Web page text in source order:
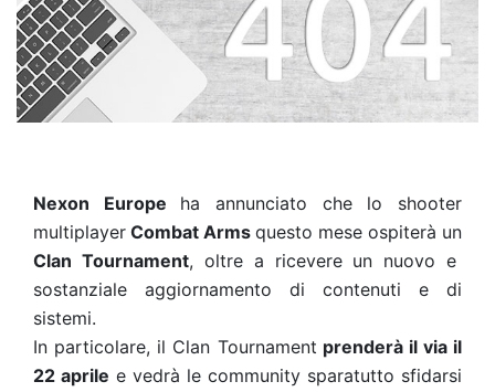
Nexon Europe ha annunciato che lo shooter
multiplayer Combat Arms questo mese ospiterà un
Clan Tournament, oltre a ricevere un nuovo e
sostanziale aggiornamento di contenuti e di
sistemi.
In particolare, il Clan Tournament prenderà il via il
22 aprile e vedrà le community sparatutto sfidarsi